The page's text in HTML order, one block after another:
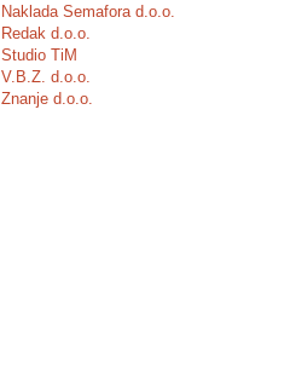
Naklada Semafora d.o.o.
Redak d.o.o.
Studio TiM
V.B.Z. d.o.o.
Znanje d.o.o.